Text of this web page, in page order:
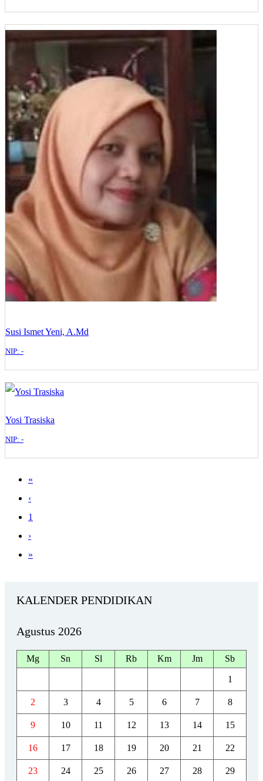
Susi Ismet Yeni, A.Md
NIP: -
Yosi Trasiska
NIP: -
«
‹
1
›
»
KALENDER PENDIDIKAN
Agustus 2026
Mg Sn Sl Rb Km Jm Sb
1
2 3 4 5 6 7 8
9 10 11 12 13 14 15
16 17 18 19 20 21 22
23 24 25 26 27 28 29